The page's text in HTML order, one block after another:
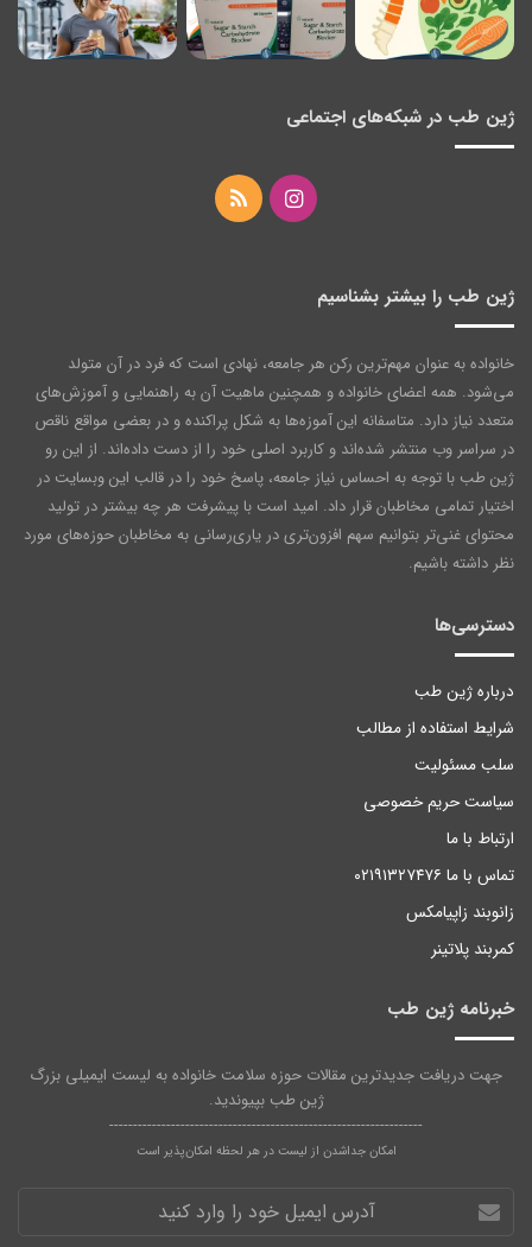
ژین طب در شبکه‌های اجتماعی
اینستاگرامخوراک
ژین طب را بیشتر بشناسیم
خانواده به عنوان مهم‌ترین رکن هر جامعه‌، نهادی است که فرد در آن متولد
می‌شود. همه اعضای خانواده و همچنین ماهیت آن به راهنمایی و آموزش‌های
متعدد نیاز دارد. متاسفانه این آموزه‌ها به شکل پراکنده و در بعضی مواقع ناقص
در سراسر وب منتشر شده‌اند و کاربرد اصلی خود را از دست داده‌اند. از این رو
ژین طب با توجه به احساس نیاز جامعه، پاسخ خود را در قالب این وبسایت در
اختیار تمامی مخاطبان قرار داد. امید است با پیشرفت هر چه بیشتر در تولید
محتوای غنی‌تر بتوانیم سهم افزون‌تری در یاری‌رسانی به مخاطبان حوزه‌های مورد
نظر داشته باشیم.
دسترسی‌ها
درباره ژین طب
شرایط استفاده از مطالب
سلب مسئولیت
سیاست حریم خصوصی
ارتباط با ما
تماس با ما ۰۲۱۹۱۳۲۷۴۷۶
زانوبند زاپیامکس
کمربند پلاتینر
خبرنامه ژین طب
جهت دریافت جدیدترین مقالات حوزه سلامت خانواده به لیست ایمیلی بزرگ
ژین طب بپیوندید.
------------------------------------------------------------------
امکان جداشدن از لیست در هر لحظه امکان‌پذیر است
ایمیل